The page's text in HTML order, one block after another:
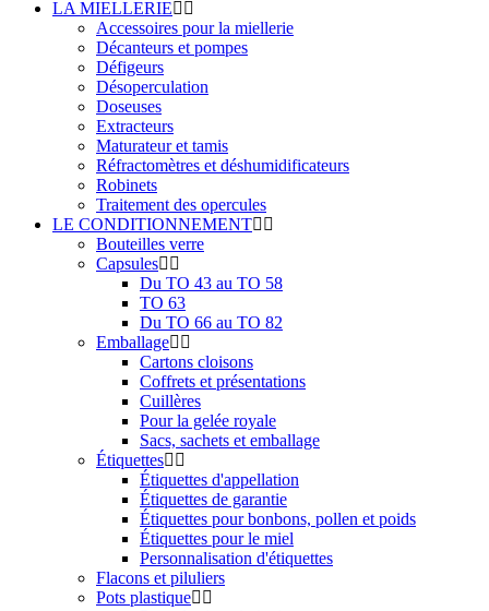
LA MIELLERIE
Accessoires pour la miellerie
Décanteurs et pompes
Défigeurs
Désoperculation
Doseuses
Extracteurs
Maturateur et tamis
Réfractomètres et déshumidificateurs
Robinets
Traitement des opercules
LE CONDITIONNEMENT
Bouteilles verre
Capsules
Du TO 43 au TO 58
TO 63
Du TO 66 au TO 82
Emballage
Cartons cloisons
Coffrets et présentations
Cuillères
Pour la gelée royale
Sacs, sachets et emballage
Étiquettes
Étiquettes d'appellation
Étiquettes de garantie
Étiquettes pour bonbons, pollen et poids
Étiquettes pour le miel
Personnalisation d'étiquettes
Flacons et piluliers
Pots plastique